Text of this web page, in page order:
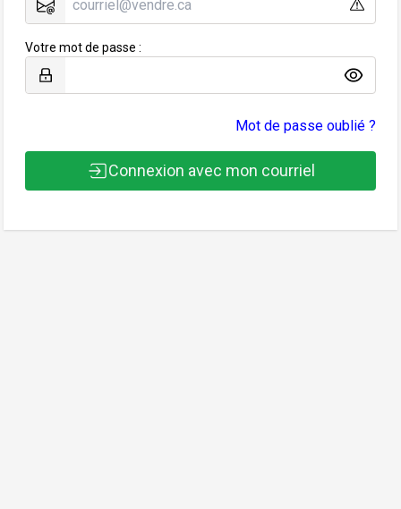
Votre mot de passe :
Mot de passe oublié ?
Connexion avec mon courriel